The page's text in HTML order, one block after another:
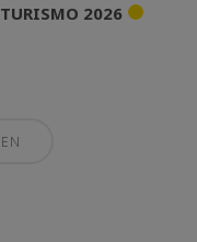
2026